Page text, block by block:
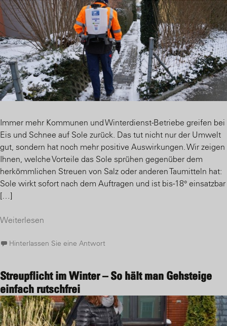
Immer mehr Kommunen und Winterdienst-Betriebe greifen bei
Eis und Schnee auf Sole zurück. Das tut nicht nur der Umwelt
gut, sondern hat noch mehr positive Auswirkungen. Wir zeigen
Ihnen, welche Vorteile das Sole sprühen gegenüber dem
herkömmlichen Streuen von Salz oder anderen Taumitteln hat:
Sole wirkt sofort nach dem Auftragen und ist bis -18° einsatzbar
[…]
Weiterlesen
Hinterlassen Sie eine Antwort
Streupflicht im Winter – So hält man Gehsteige
einfach rutschfrei